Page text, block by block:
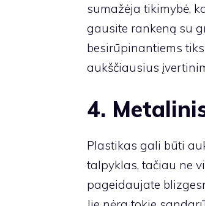
sumažėja tikimybė,
gausite rankeną su
besirūpinantiems
aukščiausius
4.
Plastikas gali būti
talpyklas, tačiau ne
pageidaujate